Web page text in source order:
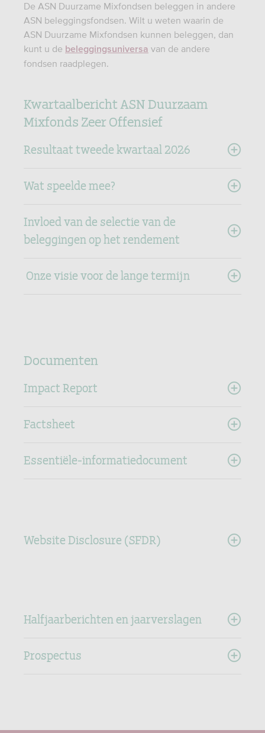
De ASN Duurzame Mixfondsen beleggen in andere
ASN beleggingsfondsen. Wilt u weten waarin de
ASN Duurzame Mixfondsen kunnen beleggen, dan
kunt u de beleggingsuniversa van de andere
fondsen raadplegen.
Kwartaalbericht ASN Duurzaam
Mixfonds Zeer Offensief
Resultaat tweede kwartaal 2026
Wat speelde mee?
Invloed van de selectie van de
beleggingen op het rendement
Onze visie voor de lange termijn
Documenten
Impact Report
Factsheet
Essentiële-informatiedocument
Website Disclosure (SFDR)
Halfjaarberichten en jaarverslagen
Prospectus